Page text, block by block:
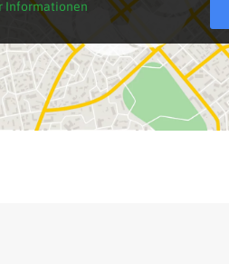
Informationen